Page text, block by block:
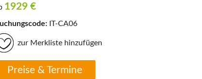
1929 €
IT-CA06
zur Merkliste hinzufügen
Preise & Termine